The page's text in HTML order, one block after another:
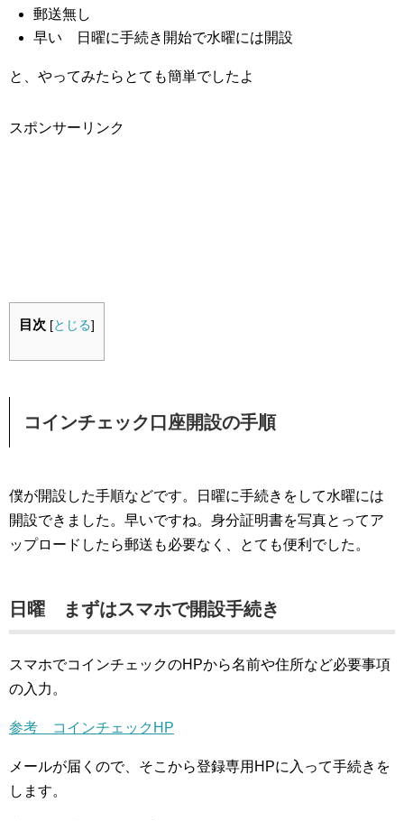
郵送無し
早い 日曜に手続き開始で水曜には開設
と、やってみたらとても簡単でしたよ
スポンサーリンク
目次 [とじる]
コインチェック口座開設の手順
僕が開設した手順などです。日曜に手続きをして水曜には
開設できました。早いですね。身分証明書を写真とってア
ップロードしたら郵送も必要なく、とても便利でした。
日曜 まずはスマホで開設手続き
スマホでコインチェックのHPから名前や住所など必要事項
の入力。
参考 コインチェックHP
メールが届くので、そこから登録専用HPに入って手続きを
します。